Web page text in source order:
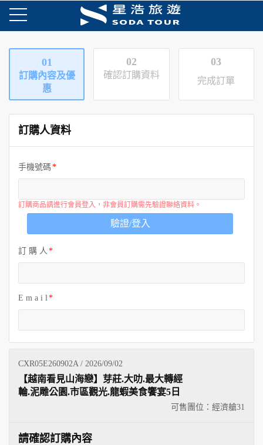
01
訂購內容及優
惠
02
確認訂購資料
03
完成訂單
訂購人資料
手機號碼
訂購商品請進行會員登入，非會員訂購需先驗證聯絡資料。
驗證/登入
訂 購 人
E m a i l
CXR05E260902A / 2026/09/02
可售團位：經濟艙31
【越南看見山海戀】芽莊.大叻.最大轉經
輪.泥雕公園.市區觀光.龍蝦美食饗宴5日
請確認訂購內容